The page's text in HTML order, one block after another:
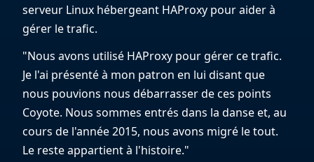
serveur Linux hébergeant HAProxy pour aider à
gérer le trafic.
"Nous avons utilisé HAProxy pour gérer ce trafic.
Je l'ai présenté à mon patron en lui disant que
nous pouvions nous débarrasser de ces points
Coyote. Nous sommes entrés dans la danse et, au
cours de l'année 2015, nous avons migré le tout.
Le reste appartient à l'histoire."